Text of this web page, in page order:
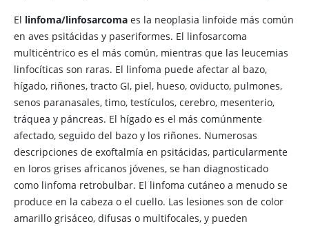
El linfoma/linfosarcoma es la neoplasia linfoide más común
en aves psitácidas y paseriformes. El linfosarcoma
multicéntrico es el más común, mientras que las leucemias
linfocíticas son raras. El linfoma puede afectar al bazo,
hígado, riñones, tracto GI, piel, hueso, oviducto, pulmones,
senos paranasales, timo, testículos, cerebro, mesenterio,
tráquea y páncreas. El hígado es el más comúnmente
afectado, seguido del bazo y los riñones. Numerosas
descripciones de exoftalmía en psitácidas, particularmente
en loros grises africanos jóvenes, se han diagnosticado
como linfoma retrobulbar. El linfoma cutáneo a menudo se
produce en la cabeza o el cuello. Las lesiones son de color
amarillo grisáceo, difusas o multifocales, y pueden